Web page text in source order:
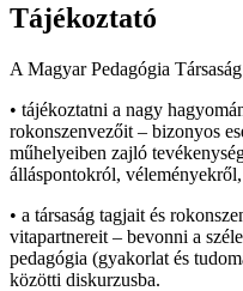
Tájékoztató
A Magyar Pedagógia
• tájékoztatni a nagy
rokonszenvezőit – bizonyos
műhelyeiben zajló
álláspontokról, véleményekről,
• a társaság tagjait és
vitapartnereit – bevonni a
pedagógia (gyakorlat és
közötti diskurzusba.